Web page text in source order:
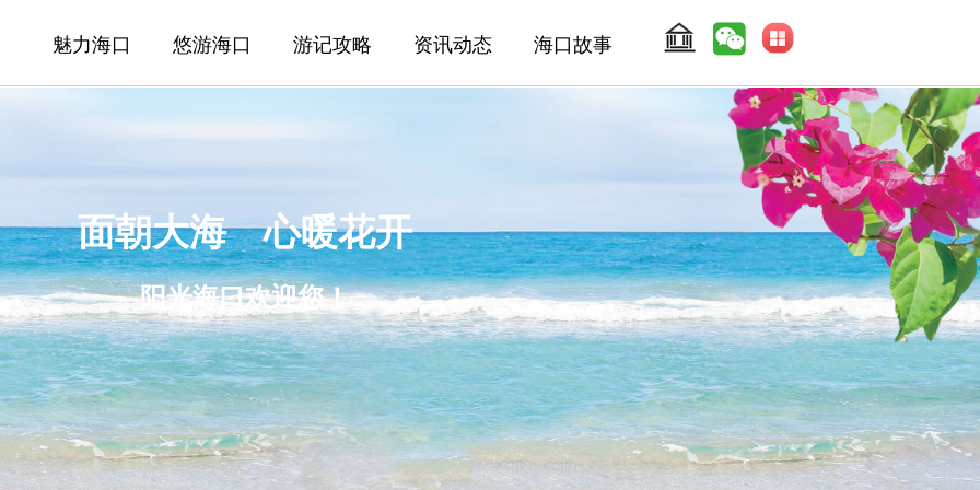
魅力海口 悠游海口 游记攻略 资讯动态 海口故事
面朝大海 心暖花开
阳光海口欢迎您！